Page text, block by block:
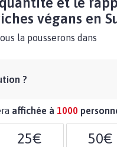
végans en
la pousserons dans
?
affichée à 1000
25€ 50€